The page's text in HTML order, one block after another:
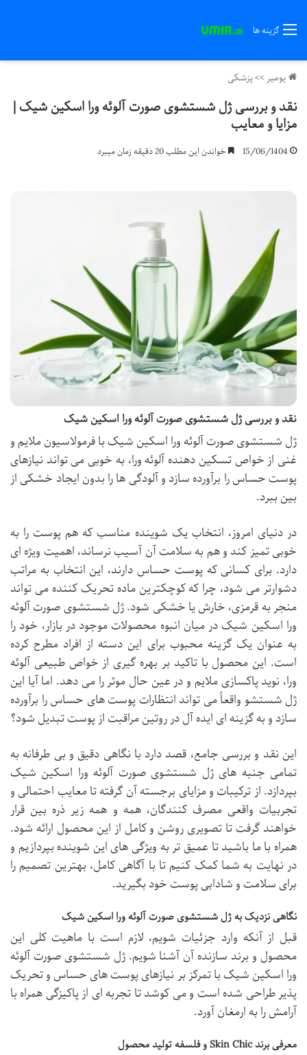
گزینه ها
یومیر>>پزشکی
نقد و بررسی ژل شستشوی صورت آلوئه ورا اسکین شیک |
مزایا و معایب
15/06/1404 خواندن این مطلب 20 دقیقه زمان میبرد
نقد و بررسی ژل شستشوی صورت آلوئه ورا اسکین شیک
ژل شستشوی صورت آلوئه ورا اسکین شیک با فرمولاسیون ملایم و
غنی از خواص تسکین دهنده آلوئه ورا، به خوبی می تواند نیازهای
پوست حساس را برآورده سازد و آلودگی ها را بدون ایجاد خشکی از
بین ببرد.
در دنیای امروز، انتخاب یک شوینده مناسب که هم پوست را به
خوبی تمیز کند و هم به سلامت آن آسیب نرساند، اهمیت ویژه ای
دارد. برای کسانی که پوست حساس دارند، این انتخاب به مراتب
دشوارتر می شود، چرا که کوچکترین ماده تحریک کننده می تواند
منجر به قرمزی، خارش یا خشکی شود. ژل شستشوی صورت آلوئه
ورا اسکین شیک در میان انبوه محصولات موجود در بازار، خود را
به عنوان یک گزینه محبوب برای این دسته از افراد مطرح کرده
است. این محصول با تاکید بر بهره گیری از خواص طبیعی آلوئه
ورا، نوید پاکسازی ملایم و در عین حال موثر را می دهد. اما آیا این
ژل شستشو واقعاً می تواند انتظارات پوست های حساس را برآورده
سازد و به گزینه ای ایده آل در روتین مراقبت از پوست تبدیل شود؟
این نقد و بررسی جامع، قصد دارد با نگاهی دقیق و بی طرفانه به
تمامی جنبه های ژل شستشوی صورت آلوئه ورا اسکین شیک
بپردازد. از ترکیبات و مزایای برجسته آن گرفته تا معایب احتمالی و
تجربیات واقعی مصرف کنندگان، همه و همه زیر ذره بین قرار
خواهند گرفت تا تصویری روشن و کامل از این محصول ارائه شود.
همراه با ما باشید تا عمیق تر به ویژگی های این شوینده بپردازیم و
در نهایت به شما کمک کنیم تا با آگاهی کامل، بهترین تصمیم را
برای سلامت و شادابی پوست خود بگیرید.
نگاهی نزدیک به ژل شستشوی صورت آلوئه ورا اسکین شیک
قبل از آنکه وارد جزئیات شویم، لازم است با ماهیت کلی این
محصول و برند سازنده آن آشنا شویم. ژل شستشوی صورت آلوئه
ورا اسکین شیک با تمرکز بر نیازهای پوست های حساس و تحریک
پذیر طراحی شده است و می کوشد تا تجربه ای از پاکیزگی همراه با
آرامش را به ارمغان آورد.
معرفی برند Skin Chic و فلسفه تولید محصول